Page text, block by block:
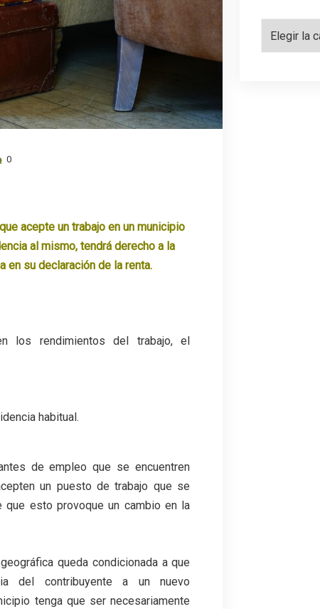
0
acepte un trabajo en un municipio
al mismo, tendrá derecho a la
su declaración de la renta.
los rendimientos del trabajo, el
habitual.
de empleo que se encuentren
un puesto de trabajo que se
que esto provoque un cambio en la
queda condicionada a que
del contribuyente a un nuevo
tenga que ser necesariamente